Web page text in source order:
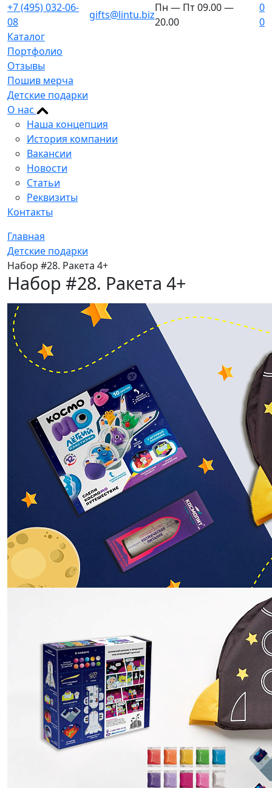
+7 (495) 032-06-
08
gifts@lintu.biz
Пн — Пт 09.00 —
20.00
0
0
Каталог
Портфолио
Отзывы
Пошив мерча
Детские подарки
О нас
Наша концепция
История компании
Вакансии
Новости
Статьи
Реквизиты
Контакты
Главная
Детские подарки
Набор #28. Ракета 4+
Набор #28. Ракета 4+